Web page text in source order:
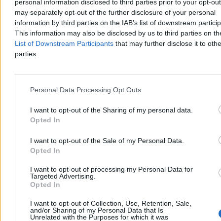
personal information disclosed to third parties prior to your opt-
may separately opt-out of the further disclosure of your personal
information by third parties on the IAB’s list of downstream
This information may also be disclosed by us to third parties on
List of Downstream Participants that may further disclose it to
parties.
Personal Data Processing Opt Outs
I want to opt-out of the Sharing of my personal data.
Opted In
I want to opt-out of the Sale of my Personal Data.
Opted In
I want to opt-out of processing my Personal Data for
Targeted Advertising.
Opted In
I want to opt-out of Collection, Use, Retention, Sale,
and/or Sharing of my Personal Data that Is
Unrelated with the Purposes for which it was
Świat